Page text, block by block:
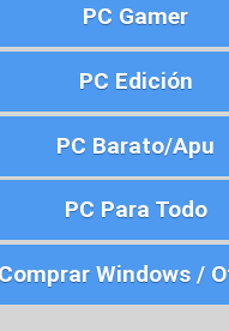
PC Gamer
PC Edición
PC Barato/Apu
PC Para Todo
Comprar Windows /